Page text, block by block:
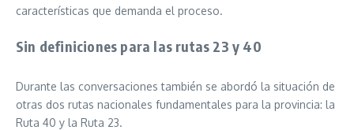
características que demanda el proceso.
Sin definiciones para las rutas 23 y 40
Durante las conversaciones también se abordó la situación de
otras dos rutas nacionales fundamentales para la provincia: la
Ruta 40 y la Ruta 23.